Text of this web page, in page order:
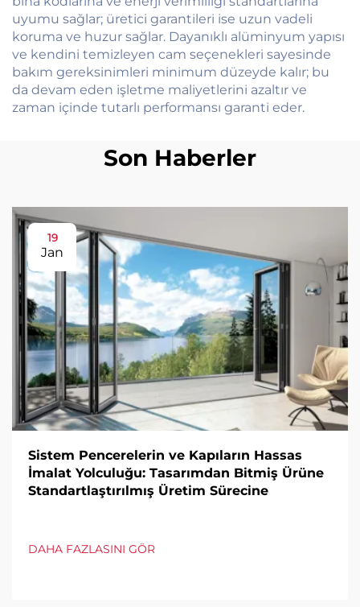
uyumu sağlar; üretici garantileri ise uzun vadeli
koruma ve huzur sağlar. Dayanıklı alüminyum yapısı
ve kendini temizleyen cam seçenekleri sayesinde
bakım gereksinimleri minimum düzeyde kalır; bu
da devam eden işletme maliyetlerini azaltır ve
zaman içinde tutarlı performansı garanti eder.
Son Haberler
19
Jan
Sistem Pencerelerin ve Kapıların Hassas
İmalat Yolculuğu: Tasarımdan Bitmiş Ürüne
Standartlaştırılmış Üretim Sürecine
DAHA FAZLASINI GÖR